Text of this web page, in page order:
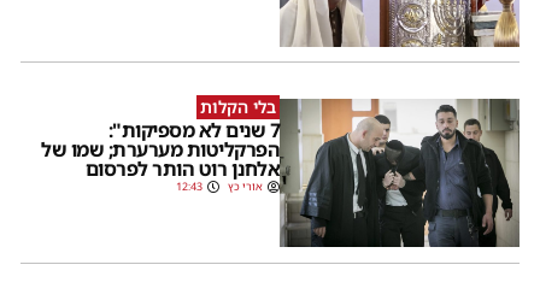
בלי הקלות
7 שנים לא מספיקות":
הפרקליטות מערערת; שמו של
אלחנן רוט הותר לפרסום
אורי כץ 12:43